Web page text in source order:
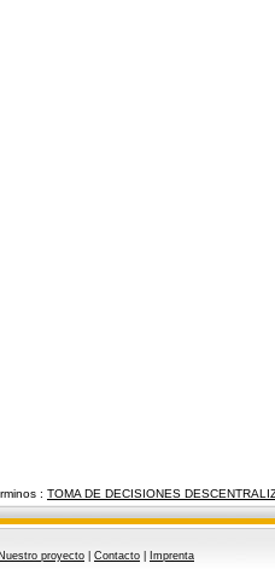
: TOMA DE DECISIONES
Nuestro proyecto Contacto Imprenta